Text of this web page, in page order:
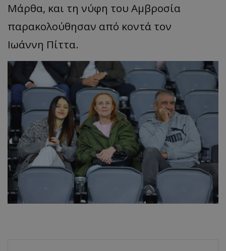
Μάρθα, και τη νύφη του Αμβροσία
παρακολούθησαν από κοντά τον
Ιωάννη Πίττα.